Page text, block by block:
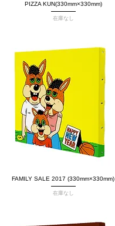
クイックビュー
PIZZA KUN(330mm×330mm)
在庫なし
クイックビュー
FAMILY SALE 2017 (330mm×330mm)
在庫なし